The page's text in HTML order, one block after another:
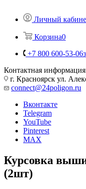
Личный
Корзина0
+7 800 600-53-06
Контактная информация
г. Красноярск ул.
connect@24poligon.ru
Вконтакте
Telegram
YouTube
Pinterest
MAX
Курсовка
(2шт)